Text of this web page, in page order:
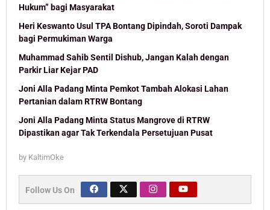
Hukum” bagi Masyarakat
Heri Keswanto Usul TPA Bontang Dipindah, Soroti Dampak
bagi Permukiman Warga
Muhammad Sahib Sentil Dishub, Jangan Kalah dengan
Parkir Liar Kejar PAD
Joni Alla Padang Minta Pemkot Tambah Alokasi Lahan
Pertanian dalam RTRW Bontang
Joni Alla Padang Minta Status Mangrove di RTRW
Dipastikan agar Tak Terkendala Persetujuan Pusat
by KaltimOke
Follow Us On